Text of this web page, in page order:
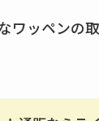
ワッペンの